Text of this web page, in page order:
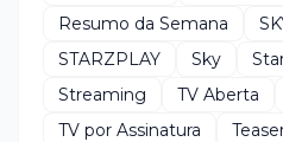
Resumo da Semana
STARZPLAY
Sky
Streaming
TV Aberta
TV por Assinatura